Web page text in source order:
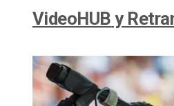
VideoHUB y